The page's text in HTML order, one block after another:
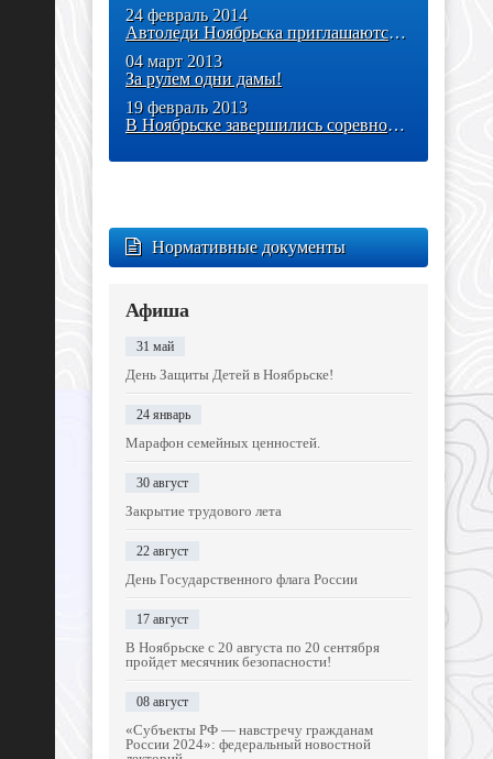
24 февраль 2014
Автоледи Ноябрьска приглашаются на соревнования
04 март 2013
За рулем одни дамы!
19 февраль 2013
В Ноябрьске завершились соревнования по автослалому и мотослалому!
Нормативные документы
Афиша
31 май
День Защиты Детей в Ноябрьске!
24 январь
Марафон семейных ценностей.
30 август
Закрытие трудового лета
22 август
День Государственного флага России
17 август
В Ноябрьске с 20 августа по 20 сентября
пройдет месячник безопасности!
08 август
«Субъекты РФ — навстречу гражданам
России 2024»: федеральный новостной